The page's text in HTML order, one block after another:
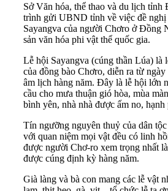
Sở Văn hóa, thể thao và du lịch tỉnh
trình gửi UBND tỉnh về việc đề nghị
Sayangva của người Chơro ở Đồng
sản văn hóa phi vật thể quốc gia.
Lễ hội Sayangva (cúng thần Lúa) là
của đồng bào Chơro, diễn ra từ
âm lịch hàng năm. Đây là lễ hội lớn
cầu cho mưa thuận gió hòa, mùa
bình yên, nhà nhà được ấm no, hạnh
Tín ngưỡng nguyên thuỷ của dân
với quan niệm mọi vật đều có linh
được người Chơ-ro xem trọng nhất
được cúng định kỳ hàng năm.
Già làng và bà con mang các lễ vật